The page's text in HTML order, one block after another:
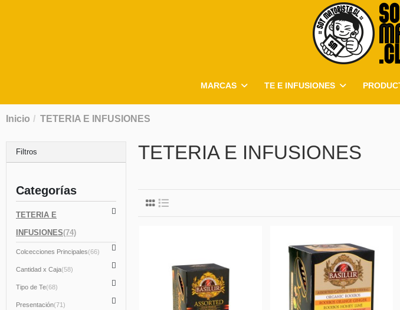
MARCAS TE E INFUSIONES
Inicio TETERIA E INFUSIONES
TETERIA E INFUSIONES
Filtros
Categorías

TETERIA E
INFUSIONES(74)

Colcecciones Principales(66)

Cantidad x Caja(58)

Tipo de Te(68)

Presentación(71)